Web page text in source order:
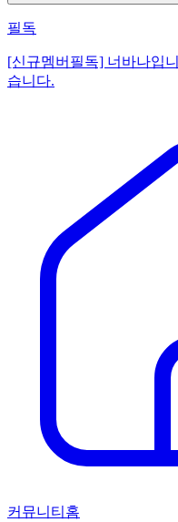
필독
[신규멤버필독] 너바나입
습니다.
커뮤니티홈